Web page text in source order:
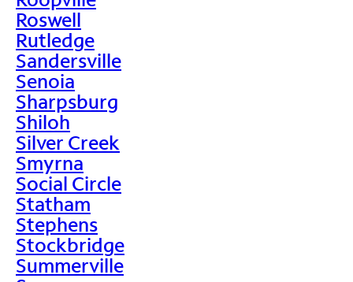
Roswell
Rutledge
Sandersville
Senoia
Sharpsburg
Shiloh
Silver Creek
Smyrna
Social Circle
Statham
Stephens
Stockbridge
Summerville